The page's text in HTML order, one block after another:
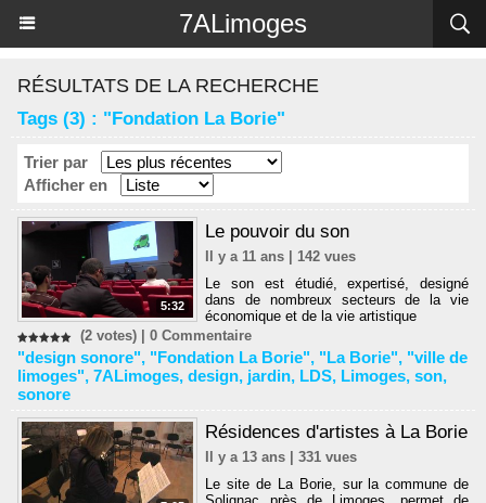
7ALimoges
RÉSULTATS DE LA RECHERCHE
Tags (3) : "Fondation La Borie"
Trier par
Afficher en
5:32
Le pouvoir du son
Il y a 11 ans | 142 vues
Le son est étudié, expertisé, designé
dans de nombreux secteurs de la vie
économique et de la vie artistique
(2 votes) | 0 Commentaire
"design sonore", "Fondation La Borie", "La Borie", "ville de
limoges", 7ALimoges, design, jardin, LDS, Limoges, son,
sonore
Résidences d'artistes à La Borie
Il y a 13 ans | 331 vues
Le site de La Borie, sur la commune de